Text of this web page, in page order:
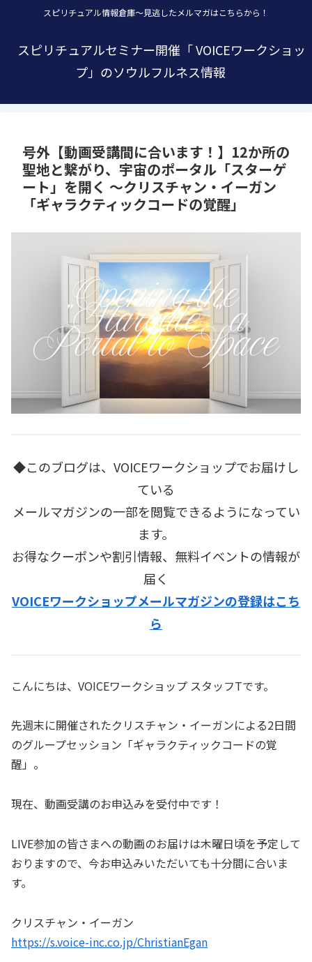
スピリチュアル情報倉庫～見逃したメルマガはこちらから！
スピリチュアルセミナー開催「 VOICEワークショッ
プ」のソウルフルネス情報
号外【動画受講間に合います！】12か所の
聖地と繋がり、宇宙のポータル「スターゲ
ート」を開く ～クリスチャン・イーガン
「ギャラクティックコードの覚醒」
◆このブログは、VOICEワークショップでお届けし
ている
メールマガジンの一部を閲覧できるようになってい
ます。
お得なクーポンや割引情報、無料イベントの情報が
届く
VOICEワークショップメールマガジンの登録はこち
ら
こんにちは、VOICEワークショップ スタッフTです。
先週末に開催されたクリスチャン・イーガンによる2日間
のグループセッション「ギャラクティックコードの覚
醒」。
現在、動画受講のお申込みを受付中です！
LIVE参加の皆さまへの動画のお届けは木曜日頃を予定して
おりますので、今お申込みいただいても十分間に合いま
す。
クリスチャン・イーガン
https://s.voice-inc.co.jp/ChristianEgan